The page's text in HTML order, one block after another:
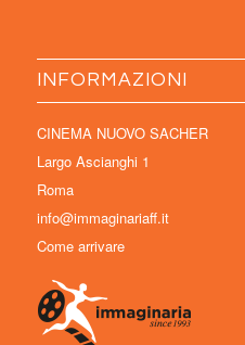
INFORMAZIONI
CINEMA NUOVO SACHER
Largo Ascianghi 1
Roma
info@immaginariaff.it
Come arrivare